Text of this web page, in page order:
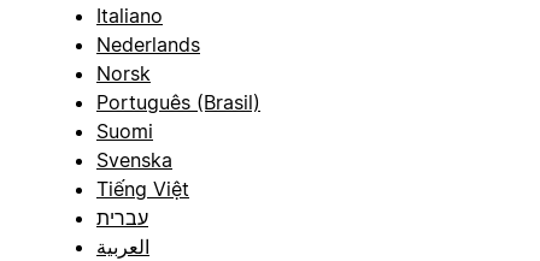
Italiano
Nederlands
Norsk
Português (Brasil)
Suomi
Svenska
Tiếng Việt
עברית
العربية